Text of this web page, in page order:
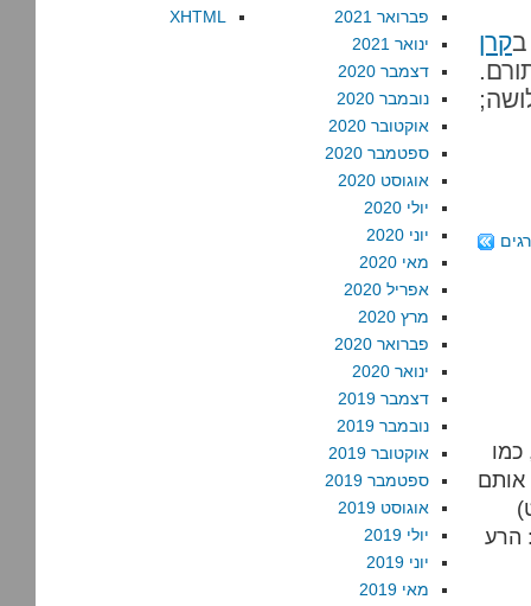
קרן
כמו
אותם
הרע
פברואר 2021
ינואר 2021
דצמבר 2020
נובמבר 2020
אוקטובר 2020
ספטמבר 2020
אוגוסט 2020
יולי 2020
יוני 2020
מאי 2020
אפריל 2020
מרץ 2020
פברואר 2020
ינואר 2020
דצמבר 2019
נובמבר 2019
אוקטובר 2019
ספטמבר 2019
אוגוסט 2019
יולי 2019
יוני 2019
מאי 2019
XHTML